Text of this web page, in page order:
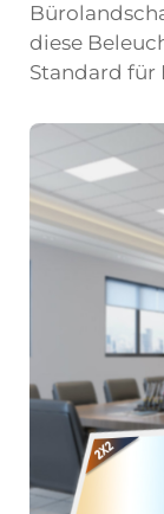
diese
Standard für